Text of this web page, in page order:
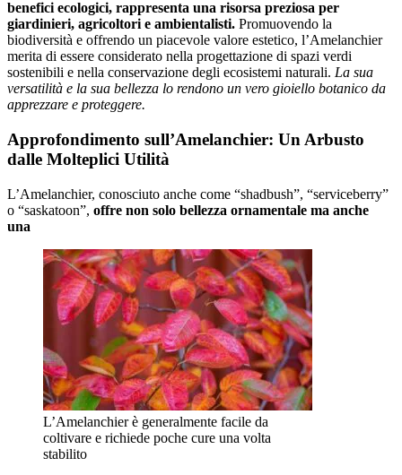
benefici ecologici, rappresenta una risorsa preziosa per
giardinieri, agricoltori e ambientalisti. Promuovendo la
biodiversità e offrendo un piacevole valore estetico, l’Amelanchier
merita di essere considerato nella progettazione di spazi verdi
sostenibili e nella conservazione degli ecosistemi naturali. La sua
versatilità e la sua bellezza lo rendono un vero gioiello botanico da
apprezzare e proteggere.
Approfondimento sull’Amelanchier: Un Arbusto
dalle Molteplici Utilità
L’Amelanchier, conosciuto anche come “shadbush”, “serviceberry”
o “saskatoon”, offre non solo bellezza ornamentale ma anche
una
L’Amelanchier è generalmente facile da
coltivare e richiede poche cure una volta
stabilito